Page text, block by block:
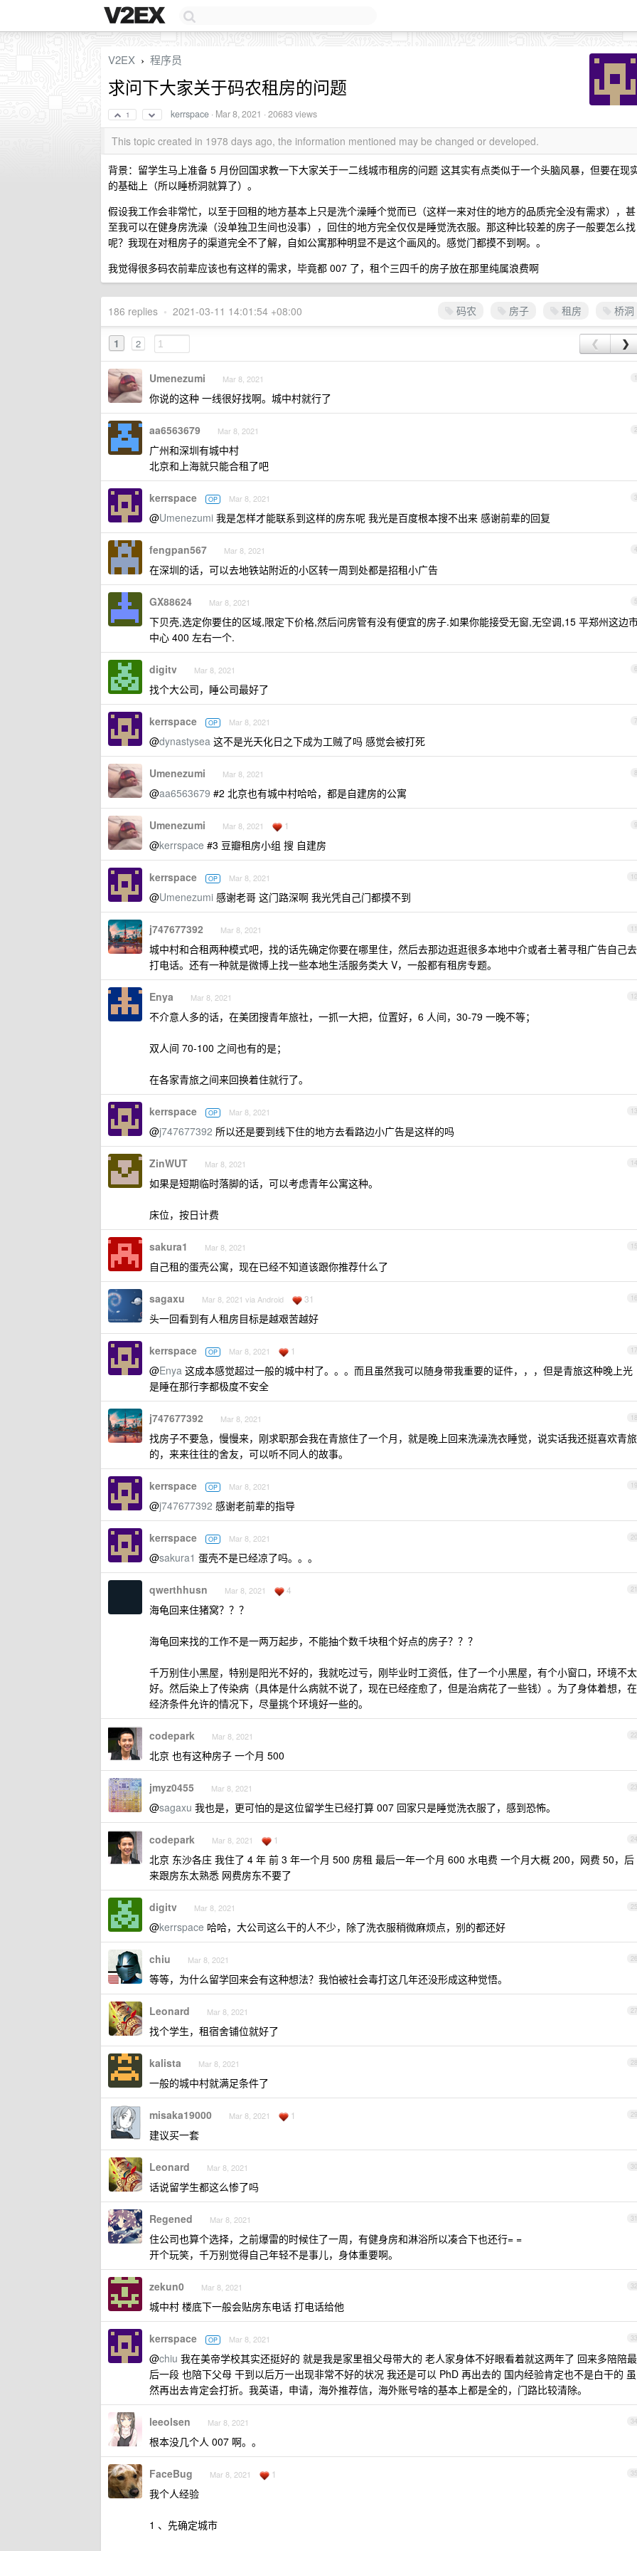
V2EX › 程序员
求问下大家关于码农租房的问题
1 kerrspace · Mar 8, 2021 · 20683 views
This topic created in 1978 days ago, the information mentioned may be changed or developed.
背景：留学生马上准备 5 月份回国求教一下大家关于一二线城市租房的问题 这其实有点类似于一个头脑风暴，但要在现
的基础上（所以睡桥洞就算了）。
假设我工作会非常忙，以至于回租的地方基本上只是洗个澡睡个觉而已（这样一来对住的地方的品质完全没有需求），甚
至我可以在健身房洗澡（没单独卫生间也没事），回住的地方完全仅仅是睡觉洗衣服。那这种比较差的房子一般要怎么找
呢？我现在对租房子的渠道完全不了解，自如公寓那种明显不是这个画风的。感觉门都摸不到啊。。
我觉得很多码农前辈应该也有这样的需求，毕竟都 007 了，租个三四千的房子放在那里纯属浪费啊
码农 房子 租房 桥洞
186 replies • 2021-03-11 14:01:54 +08:00
1 2 ❮ ❯
1
Umenezumi Mar 8, 2021
你说的这种 一线很好找啊。城中村就行了
2
aa6563679 Mar 8, 2021
广州和深圳有城中村
北京和上海就只能合租了吧
3
kerrspace OP Mar 8, 2021
@Umenezumi 我是怎样才能联系到这样的房东呢 我光是百度根本搜不出来 感谢前辈的回复
4
fengpan567 Mar 8, 2021
在深圳的话，可以去地铁站附近的小区转一周到处都是招租小广告
5
GX88624 Mar 8, 2021
下贝壳,选定你要住的区域,限定下价格,然后问房管有没有便宜的房子.如果你能接受无窗,无空调,15 平郑州这边
中心 400 左右一个.
6
digitv Mar 8, 2021
找个大公司，睡公司最好了
7
kerrspace OP Mar 8, 2021
@dynastysea 这不是光天化日之下成为工贼了吗 感觉会被打死
8
Umenezumi Mar 8, 2021
@aa6563679 #2 北京也有城中村哈哈，都是自建房的公寓
9
Umenezumi Mar 8, 2021 1
@kerrspace #3 豆瓣租房小组 搜 自建房
10
kerrspace OP Mar 8, 2021
@Umenezumi 感谢老哥 这门路深啊 我光凭自己门都摸不到
11
j747677392 Mar 8, 2021
城中村和合租两种模式吧，找的话先确定你要在哪里住，然后去那边逛逛很多本地中介或者土著寻租广告自己去
打电话。还有一种就是微博上找一些本地生活服务类大 V，一般都有租房专题。
12
Enya Mar 8, 2021
不介意人多的话，在美团搜青年旅社，一抓一大把，位置好，6 人间，30-79 一晚不等；
双人间 70-100 之间也有的是；
在各家青旅之间来回换着住就行了。
13
kerrspace OP Mar 8, 2021
@j747677392 所以还是要到线下住的地方去看路边小广告是这样的吗
14
ZinWUT Mar 8, 2021
如果是短期临时落脚的话，可以考虑青年公寓这种。
床位，按日计费
15
sakura1 Mar 8, 2021
自己租的蛋壳公寓，现在已经不知道该跟你推荐什么了
16
sagaxu Mar 8, 2021 via Android 31
头一回看到有人租房目标是越艰苦越好
17
kerrspace OP Mar 8, 2021 1
@Enya 这成本感觉超过一般的城中村了。。。而且虽然我可以随身带我重要的证件，，，但是青旅这种晚上光
是睡在那行李都极度不安全
18
j747677392 Mar 8, 2021
找房子不要急，慢慢来，刚求职那会我在青旅住了一个月，就是晚上回来洗澡洗衣睡觉，说实话我还挺喜欢青旅
的，来来往往的舍友，可以听不同人的故事。
19
kerrspace OP Mar 8, 2021
@j747677392 感谢老前辈的指导
20
kerrspace OP Mar 8, 2021
@sakura1 蛋壳不是已经凉了吗。。。
21
qwerthhusn Mar 8, 2021 4
海龟回来住猪窝？？？
海龟回来找的工作不是一两万起步，不能抽个数千块租个好点的房子？？？
千万别住小黑屋，特别是阳光不好的，我就吃过亏，刚毕业时工资低，住了一个小黑屋，有个小窗口，环境不太
好。然后染上了传染病（具体是什么病就不说了，现在已经痊愈了，但是治病花了一些钱）。为了身体着想，在
经济条件允许的情况下，尽量挑个环境好一些的。
22
codepark Mar 8, 2021
北京 也有这种房子 一个月 500
23
jmyz0455 Mar 8, 2021
@sagaxu 我也是，更可怕的是这位留学生已经打算 007 回家只是睡觉洗衣服了，感到恐怖。
24
codepark Mar 8, 2021 1
北京 东沙各庄 我住了 4 年 前 3 年一个月 500 房租 最后一年一个月 600 水电费 一个月大概 200，网费 50，后
来跟房东太熟悉 网费房东不要了
25
digitv Mar 8, 2021
@kerrspace 哈哈，大公司这么干的人不少，除了洗衣服稍微麻烦点，别的都还好
26
chiu Mar 8, 2021
等等，为什么留学回来会有这种想法？我怕被社会毒打这几年还没形成这种觉悟。
27
Leonard Mar 8, 2021
找个学生，租宿舍铺位就好了
28
kalista Mar 8, 2021
一般的城中村就满足条件了
29
misaka19000 Mar 8, 2021 1
建议买一套
30
Leonard Mar 8, 2021
话说留学生都这么惨了吗
31
Regened Mar 8, 2021
住公司也算个选择，之前爆雷的时候住了一周，有健身房和淋浴所以凑合下也还行= =
开个玩笑，千万别觉得自己年轻不是事儿，身体重要啊。
32
zekun0 Mar 8, 2021
城中村 楼底下一般会贴房东电话 打电话给他
33
kerrspace OP Mar 8, 2021
@chiu 我在美帝学校其实还挺好的 就是我是家里祖父母带大的 老人家身体不好眼看着就这两年了 回来多陪陪最
后一段 也陪下父母 干到以后万一出现非常不好的状况 我还是可以 PhD 再出去的 国内经验肯定也不是白干的 虽
然再出去肯定会打折。我英语，申请，海外推荐信，海外账号啥的基本上都是全的，门路比较清除。
34
leeolsen Mar 8, 2021
根本没几个人 007 啊。。
35
FaceBug Mar 8, 2021 1
我个人经验
1 、先确定城市